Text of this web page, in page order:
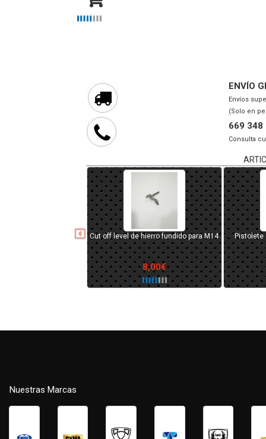
ENVÍO
Envíos
(Solo en
669 348
Consulta
tipo MOE (AEG) Negro Porta batería tipo Anpeq con láser
27,90€
Nuestras Marcas